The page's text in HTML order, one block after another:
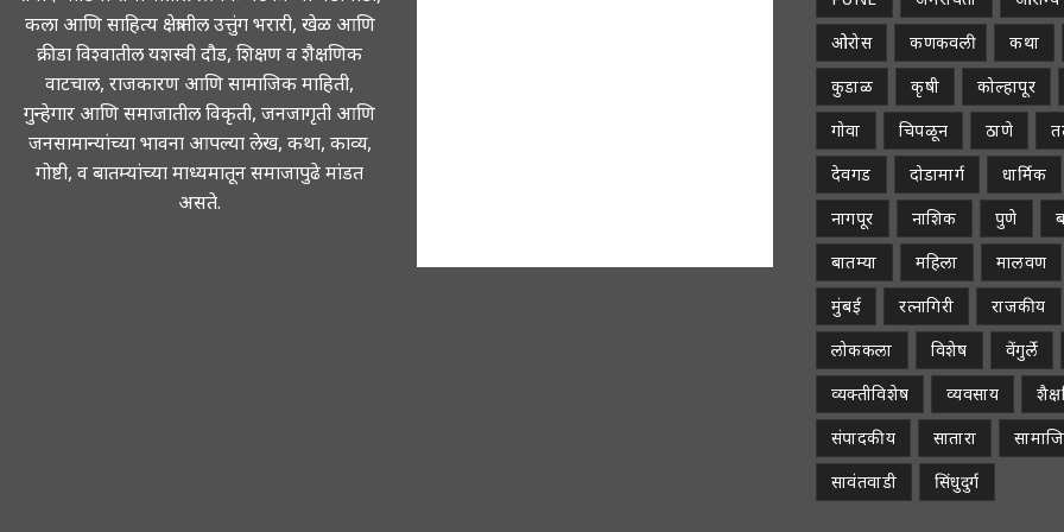
कला आणि साहित्य क्षेत्रातील उत्तुंग भरारी, खेळ आणि
क्रीडा विश्वातील यशस्वी दौड, शिक्षण व शैक्षणिक
वाटचाल, राजकारण आणि सामाजिक माहिती,
गुन्हेगार आणि समाजातील विकृती, जनजागृती आणि
जनसामान्यांच्या भावना आपल्या लेख, कथा, काव्य,
गोष्टी, व बातम्यांच्या माध्यमातून समाजापुढे मांडत
असते.
ओरोस
कणकवली कथा
कुडाळ
कृषी कोल्हापूर
गोवा
चिपळून ठाणे
देवगड
दोडामार्ग धार्मिक
नागपूर
नाशिक पुणे
बातम्या
महिला मालवण
मुंबई
रत्नागिरी राजकीय
लोककला
विशेष वेंगुर्ले
व्यक्तीविशेष
व्यवसाय
संपादकीय
सातारा
सावंतवाडी
सिंधुदुर्ग